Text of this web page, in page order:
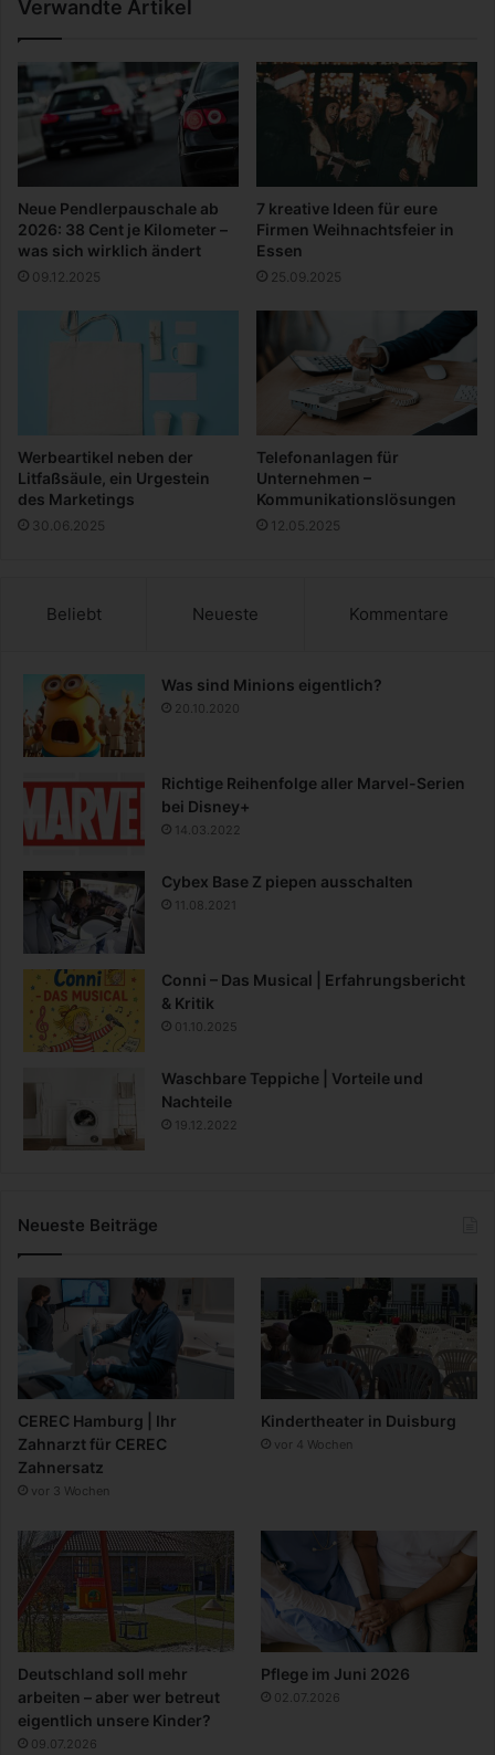
?
e
o
e
n
i
h
Verwandte Artikel
Neue Pendlerpauschale ab
2026: 38 Cent je Kilometer –
was sich wirklich ändert
09.12.2025
7 kreative Ideen für eure
Firmen Weihnachtsfeier in
Essen
25.09.2025
Werbeartikel neben der
Litfaßsäule, ein Urgestein
des Marketings
30.06.2025
Telefonanlagen für
Unternehmen –
Kommunikationslösungen
12.05.2025
Beliebt Neueste Kommentare
Was sind Minions eigentlich?
20.10.2020
Richtige Reihenfolge aller Marvel-Serien
bei Disney+
14.03.2022
Cybex Base Z piepen ausschalten
11.08.2021
Conni – Das Musical | Erfahrungsbericht
& Kritik
01.10.2025
Waschbare Teppiche | Vorteile und
Nachteile
19.12.2022
Neueste Beiträge
CEREC Hamburg | Ihr
Zahnarzt für CEREC
Zahnersatz
vor 3 Wochen
Kindertheater in Duisburg
vor 4 Wochen
Deutschland soll mehr
arbeiten – aber wer betreut
eigentlich unsere Kinder?
09.07.2026
Pflege im Juni 2026
02.07.2026